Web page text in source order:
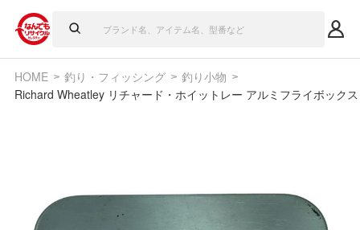
HOME 釣り・フィッシング
釣り小物
Richard Wheatley リチャード・ホイットレー アルミフライボック